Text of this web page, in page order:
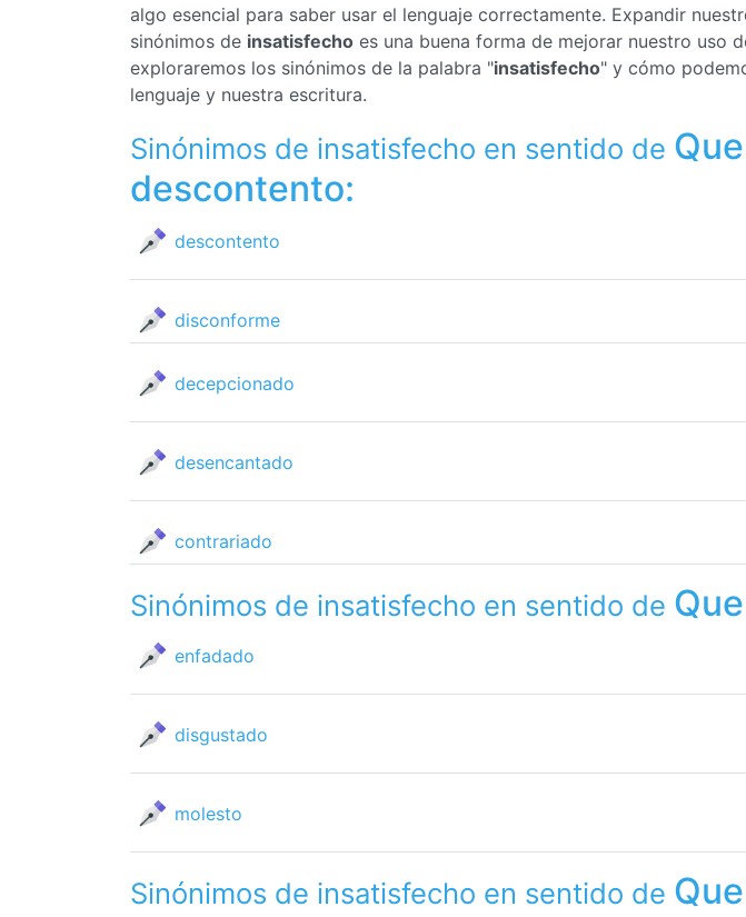
algo esencial para saber usar el lenguaje correctamente. Expandir
sinónimos de insatisfecho es una buena forma de mejorar nuestro uso
exploraremos los sinónimos de la palabra "insatisfecho" y cómo
lenguaje y nuestra escritura.
Sinónimos de insatisfecho en sentido de
descontento:
descontento
disconforme
decepcionado
desencantado
contrariado
Sinónimos de insatisfecho en sentido de
enfadado
disgustado
molesto
Sinónimos de insatisfecho en sentido de